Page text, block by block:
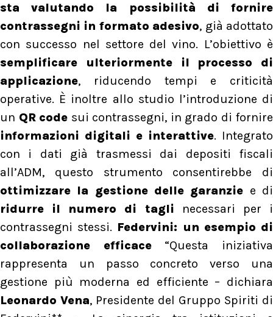
sta valutando la possibilità di fornire
contrassegni in formato adesivo, già adottato
con successo nel settore del vino. L’obiettivo è
semplificare ulteriormente il processo di
applicazione, riducendo tempi e criticità
operative. È inoltre allo studio l’introduzione di
un QR code sui contrassegni, in grado di fornire
informazioni digitali e interattive. Integrato
con i dati già trasmessi dai depositi fiscali
all’ADM, questo strumento consentirebbe di
ottimizzare la gestione delle garanzie e di
ridurre il numero di tagli necessari per i
contrassegni stessi. Federvini: un esempio di
collaborazione efficace“Questa iniziativa
rappresenta un passo concreto verso una
gestione più moderna ed efficiente – dichiara
Leonardo Vena, Presidente del Gruppo Spiriti di